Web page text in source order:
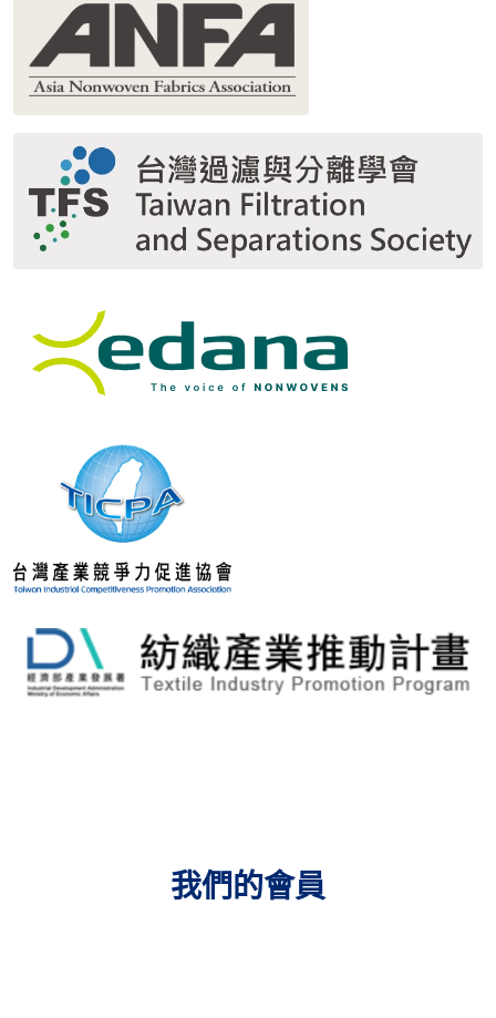
我們的會員